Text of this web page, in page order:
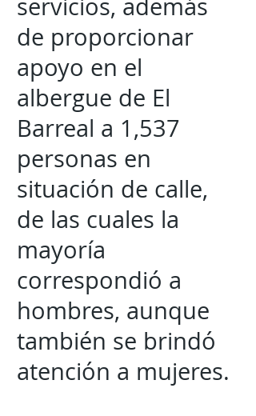
servicios, además
de proporcionar
apoyo en el
albergue de El
Barreal a 1,537
personas en
situación de calle,
de las cuales la
mayoría
correspondió a
hombres, aunque
también se brindó
atención a mujeres.